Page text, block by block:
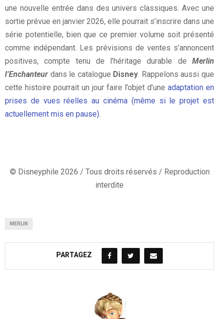
une nouvelle entrée dans des univers classiques. Avec une
sortie prévue en janvier 2026, elle pourrait s’inscrire dans une
série potentielle, bien que ce premier volume soit présenté
comme indépendant. Les prévisions de ventes s’annoncent
positives, compte tenu de l’héritage durable de Merlin
l’Enchanteur dans le catalogue Disney . Rappelons aussi que
cette histoire pourrait un jour faire l’objet d’une adaptation en
prises de vues réelles au cinéma (même si le projet est
actuellement mis en pause)
© Disneyphile 2026 / Tous droits réservés / Reproduction
interdite
MERLIN
PARTAGEZ